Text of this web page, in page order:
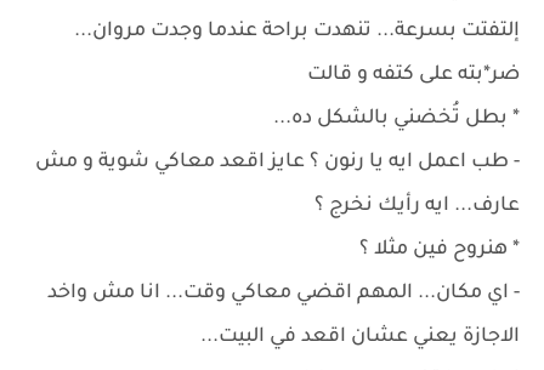
إلتفتت بسرعة... تنهدت براحة عندما وجدت مروان...
ضر*بته على كتفه و قالت
* بطل تُخضني بالشكل ده...
- طب اعمل ايه يا رنون ؟ عايز اقعد معاكي شوية و مش
عارف... ايه رأيك نخرج ؟
* هنروح فين مثلا ؟
- اي مكان... المهم اقضي معاكي وقت... انا مش واخد
الاجازة يعني عشان اقعد في البيت...